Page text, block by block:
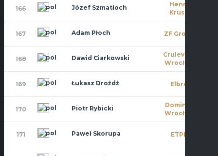
166 Józef Szmatłoch
Henry
Kruse
167 Adam Płoch ZF Group
168 Dawid Ciarkowski
Crulevsca
Wrocław
169 Łukasz Drożdż Elbro
170 Piotr Rybicki
Dominat
Wrocław
171 Paweł Skorupa ETPK